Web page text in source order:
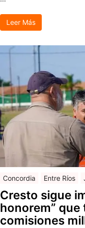
Leer Más
Concordia Entre Ríos
Cresto sigue
honorem”
comisiones